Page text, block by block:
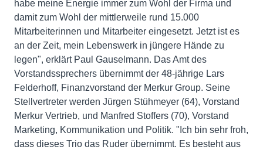
habe meine Energie immer zum Wohl der Firma und
damit zum Wohl der mittlerweile rund 15.000
Mitarbeiterinnen und Mitarbeiter eingesetzt. Jetzt ist es
an der Zeit, mein Lebenswerk in jüngere Hände zu
legen", erklärt Paul Gauselmann. Das Amt des
Vorstandssprechers übernimmt der 48-jährige Lars
Felderhoff, Finanzvorstand der Merkur Group. Seine
Stellvertreter werden Jürgen Stühmeyer (64), Vorstand
Merkur Vertrieb, und Manfred Stoffers (70), Vorstand
Marketing, Kommunikation und Politik. "Ich bin sehr froh,
dass dieses Trio das Ruder übernimmt. Es besteht aus